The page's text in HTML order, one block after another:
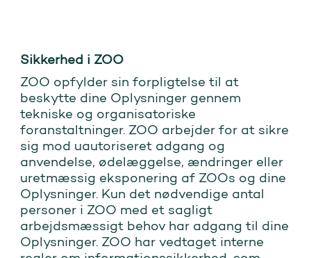
Sikkerhed i ZOO
ZOO opfylder sin forpligtelse til at
beskytte dine Oplysninger gennem
tekniske og organisatoriske
foranstaltninger. ZOO arbejder for at sikre
sig mod uautoriseret adgang og
anvendelse, ødelæggelse, ændringer eller
uretmæssig eksponering af ZOOs og dine
Oplysninger. Kun det nødvendige antal
personer i ZOO med et sagligt
arbejdsmæssigt behov har adgang til dine
Oplysninger. ZOO har vedtaget interne